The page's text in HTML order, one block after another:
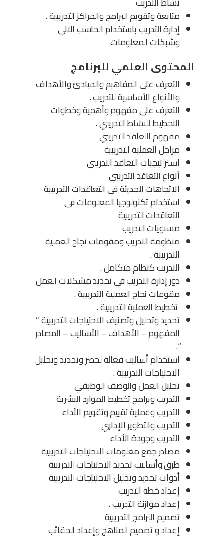
متابعة وتقويم البرامج والمراكز التدريبية .
إدارة التدريب باستخدام الحاسب الآلي
وشبكات المعلومات
المحتوى العلمي للبرنامج
التعرف على المفاهيم والمبادئ والأهداف
والأنواع الأساسية للتدريب .
التعرف على مفهوم وأهمية وخطوات
التخطيط للنشاط التدريبي .
مفهوم التعاقد التدريبي
مراحل العملية التدريبية
استراتيجيات التعاقد التدريبي
أنواع التعاقد التدريبي
الاتجاهات الحديثة فى التعاقدات التدريبية
استخدام تكنولوجيا المعلومات فى
التعاقدات التدريبية
مستويات التدريب
منظومة التدريب ومقومات نجاح العملية
التدريبية .
التدريب كنظام متكامل .
دور إدارة التدريب في تحديد مشكلات العمل
مقومات نجاح العملية التدريبية .
تخطيط العملية التدريبية .
تحديد وتحليل وتصنيف الاحتياجات التدريبية ”
المفهوم – الأهداف – الأساليب – المصادر
“.
استخدام أساليب فعالة لحصر وتحديد وتحليل
الاحتياجات التدريبية .
تحليل العمل والوصف الوظيفي
التدريب وبرامج تخطيط الموارد البشرية
التدريب وعملية تقييم وتقويم الأداء
التدريب والتطوير الإداري
التدريب وجودة الأداء
مصادر جمع معلومات الاحتياجات التدريبية
طرق وأساليب تحديد الاحتياجات التدريبية
أدوات تحديد وتحليل الاحتياجات التدريبية
إعداد خطة التدريب
إعداد موازنة التدريب .
تصميم البرامج التدريبية
إعداد و تصميم المناهج وإعداد الحقائب